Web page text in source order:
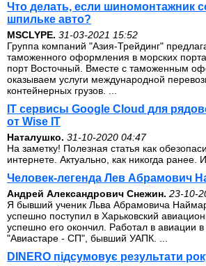
Что делать, если шиномонтажник
шпильке авто?
MSCLYPE. 31-03-2021 15:52
Группа компаний "Азия-Трейдинг"
таможенного оформления в морских
порт Восточный. Вместе с таможенным
оказываем услуги международной
контейнерных грузов. ...
IT сервисы Google Cloud для
от Wise IT
Наталушко. 31-10-2020 04:47
На заметку! Полезная статья как
интернете. Актуально, как никогда ранее.
Человек-легенда Лев Абрамович
Андрей Александрович Снежин. 23-10-
Я бывший ученик Льва Абрамовича
успешно поступил в Харьковский
успешно его окончил. Работал в авиации
"Авиастаре - СП", бывший УАПК. ...
DINERO підсумовує результати